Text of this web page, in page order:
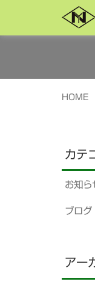
カテ
お知ら
ブログ
アー